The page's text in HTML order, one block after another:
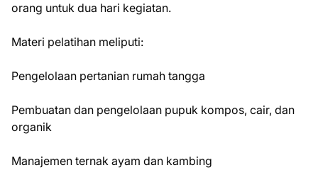
orang untuk dua hari kegiatan.
Materi pelatihan meliputi:
Pengelolaan pertanian rumah tangga
Pembuatan dan pengelolaan pupuk kompos, cair, dan
organik
Manajemen ternak ayam dan kambing